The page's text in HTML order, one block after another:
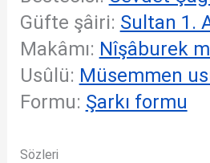
Güfte şâiri: Sultan 1.
Makâmı: Nîşâburek
Usûlü: Müsemmen
Formu: Şarkı formu
Sözleri